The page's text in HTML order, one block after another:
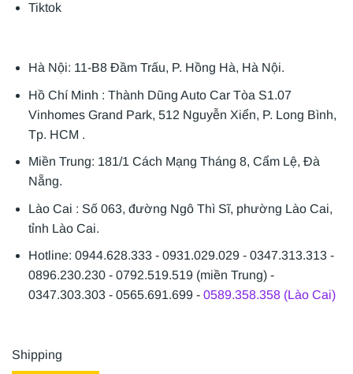
Tiktok
Hà Nội: 11-B8 Đầm Trấu, P. Hồng Hà, Hà Nội.
Hồ Chí Minh : Thành Dũng Auto Car Tòa S1.07
Vinhomes Grand Park, 512 Nguyễn Xiển, P. Long Bình,
Tp. HCM .
Miền Trung: 181/1 Cách Mạng Tháng 8, Cẩm Lệ, Đà
Nẵng.
Lào Cai : Số 063, đường Ngô Thì Sĩ, phường Lào Cai,
tỉnh Lào Cai.
Hotline: 0944.628.333 - 0931.029.029 - 0347.313.313 -
0896.230.230 - 0792.519.519 (miền Trung) -
0347.303.303 - 0565.691.699 - 0589.358.358 (Lào Cai)
Shipping